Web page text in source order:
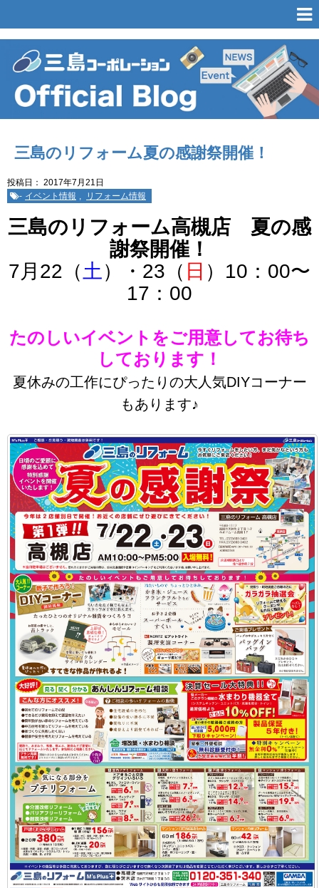
三島のリフォーム夏の感謝祭開催！
投稿日： 2017年7月21日
- イベント情報 リフォーム情報
三島のリフォーム高槻店 夏の感
謝祭開催！
7月22（ 土 ）・23（ 日 ）10：00〜
17：00
たのしいイベントをご用意してお待ち
しております！
夏休みの工作にぴったりの大人気DIYコーナー
もあります♪